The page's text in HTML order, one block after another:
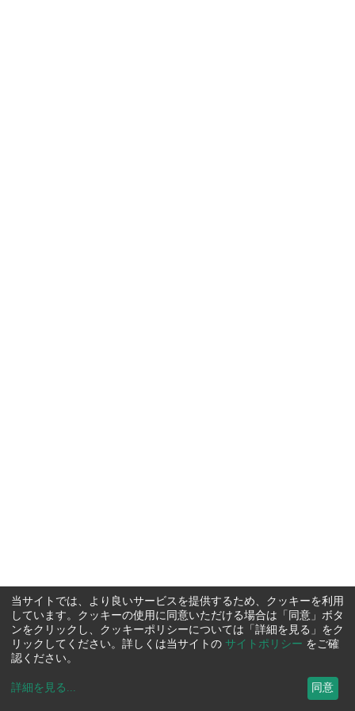
当サイトでは、より良いサービスを提供するため、クッキーを利用
しています。クッキーの使用に同意いただける場合は「同意」ボタ
ンをクリックし、クッキーポリシーについては「詳細を見る」をク
リックしてください。詳しくは当サイトの サイトポリシー をご確
認ください。
詳細を見る ... 同意